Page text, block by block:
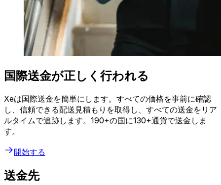
国際送金が正しく行われる
Xeは国際送金を簡単にします。すべての価格を事前に確認
し、信頼できる配送見積もりを取得し、すべての送金をリア
ルタイムで追跡します。190+の国に130+通貨で送金しま
す。
開始する
送金先